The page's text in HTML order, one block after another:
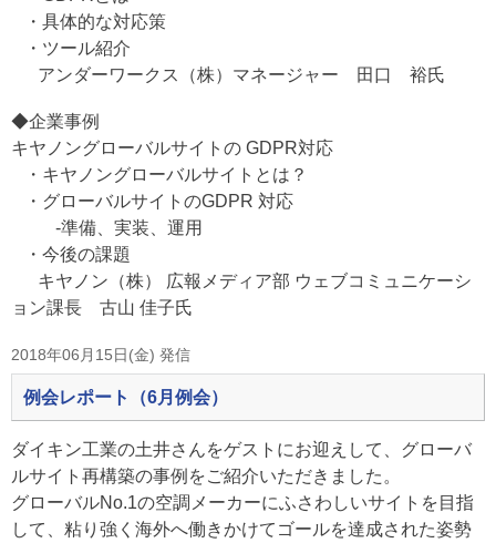
・具体的な対応策
・ツール紹介
アンダーワークス（株）マネージャー 田口 裕氏
◆企業事例
キヤノングローバルサイトの GDPR対応
・キヤノングローバルサイトとは？
・グローバルサイトのGDPR 対応
‐準備、実装、運用
・今後の課題
キヤノン（株） 広報メディア部 ウェブコミュニケーシ
ョン課長 古山 佳子氏
2018年06月15日(金) 発信
例会レポート（6月例会）
ダイキン工業の土井さんをゲストにお迎えして、グローバ
ルサイト再構築の事例をご紹介いただきました。
グローバルNo.1の空調メーカーにふさわしいサイトを目指
して、粘り強く海外へ働きかけてゴールを達成された姿勢